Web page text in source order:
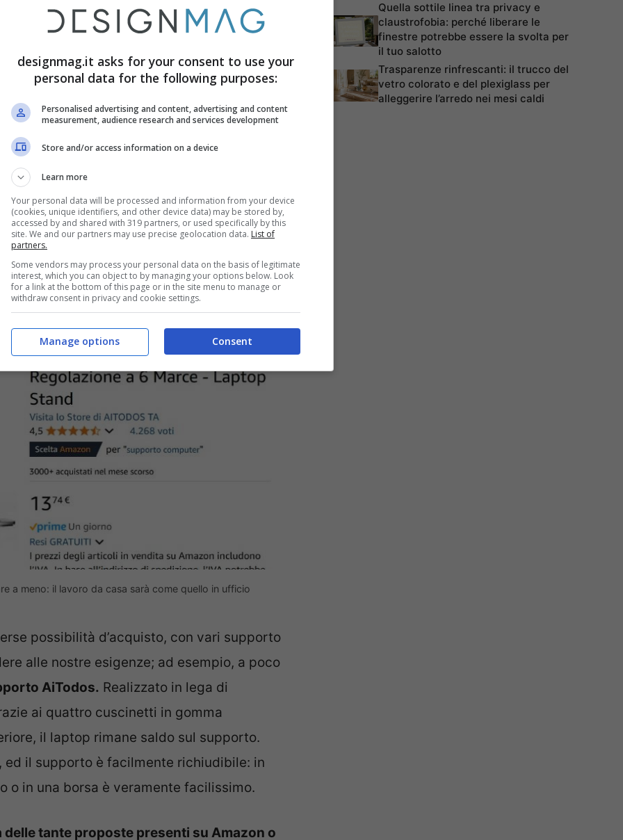
di cui non potrai più fare
come quello in ufficio
questo accessorio, ma in realtà è
la posizione corretta davanti allo
infatti, possiamo far si che lo schermo
nostri occhi, stancando meno la vista, il
a meno: il lavoro da casa sarà come quello in ufficio
possibilità d’acquisto, con vari supporto
alle nostre esigenze; ad esempio, a poco
AiTodos. Realizzato in lega di
ai quattro cuscinetti in gomma
il laptop rimane saldo sul supporto.
ed il supporto è facilmente richiudibile: in
o in una borsa è veramente facilissimo.
delle tante proposte presenti su Amazon o
Quella sottile linea tra privacy e
claustrofobia: perché liberare le
finestre potrebbe essere la svolta per
il tuo salotto
Trasparenze rinfrescanti: il trucco del
vetro colorato e del plexiglass per
alleggerire l’arredo nei mesi caldi
designmag.it asks for your consent to use your
personal data for the following purposes:
Personalised advertising and content, advertising and content
measurement, audience research and services development
Store and/or access information on a device
Learn more
Your personal data will be processed and information from your device
(cookies, unique identifiers, and other device data) may be stored by,
accessed by and shared with 319 partners, or used specifically by this
site. We and our partners may use precise geolocation data. List of
partners.
Some vendors may process your personal data on the basis of legitimate
interest, which you can object to by managing your options below. Look
for a link at the bottom of this page or in the site menu to manage or
withdraw consent in privacy and cookie settings.
Consent
Manage options